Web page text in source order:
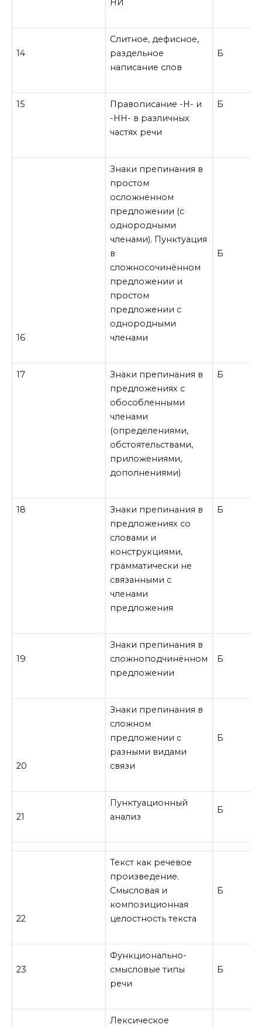
НИ
14
Слитное, дефисное,
раздельное
написание слов
Б
15
Правописание -Н- и
-НН- в различных
частях речи
Б
16
Знаки препинания в
простом
осложнённом
предложении (с
однородными
членами). Пунктуация
в
сложносочинённом
предложении и
простом
предложении с
однородными
членами
Б
17
Знаки препинания в
предложениях с
обособленными
членами
(определениями,
обстоятельствами,
приложениями,
дополнениями)
Б
18
Знаки препинания в
предложениях со
словами и
конструкциями,
грамматически не
связанными с
членами
предложения
Б
19
Знаки препинания в
сложноподчинённом
предложении
Б
20
Знаки препинания в
сложном
предложении с
разными видами
связи
Б
21
Пунктуационный
анализ
Б
22
Текст как речевое
произведение.
Смысловая и
композиционная
целостность текста
Б
23
Функционально-
смысловые типы
речи
Б
Лексическое